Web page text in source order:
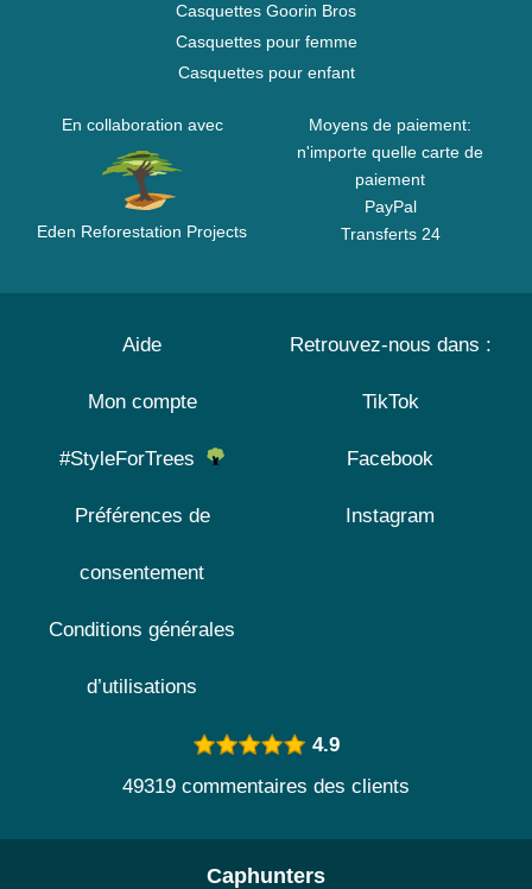
Casquettes Goorin Bros
Casquettes pour femme
Casquettes pour enfant
En collaboration avec
Eden Reforestation Projects
Moyens de paiement:
n'importe quelle carte de
paiement
PayPal
Transferts 24
Aide
Mon compte
#StyleForTrees
Préférences de
consentement
Conditions générales
d’utilisations
Retrouvez-nous dans :
TikTok
Facebook
Instagram
4.9
49319 commentaires des clients
Caphunters